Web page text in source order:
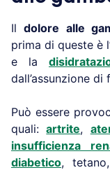
Ildolore alle
prima di queste è
e la
dall’assunzione
Può essere
quali:artrite,
insufficienza
diabetico, tetano,